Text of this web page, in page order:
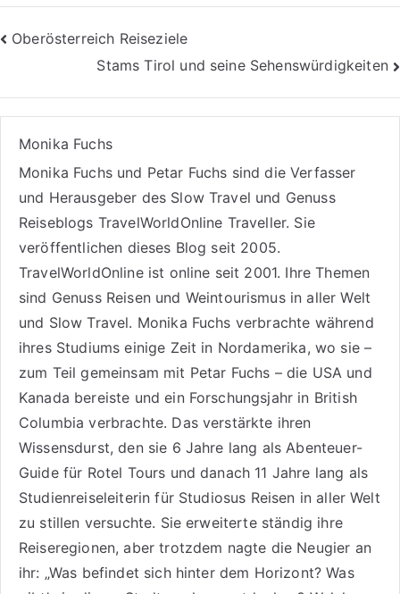
Beitragsnavigation
Oberösterreich Reiseziele
Stams Tirol und seine Sehenswürdigkeiten
Monika Fuchs
Monika Fuchs und Petar Fuchs sind die Verfasser
und Herausgeber des Slow Travel und Genuss
Reiseblogs TravelWorldOnline Traveller. Sie
veröffentlichen dieses Blog seit 2005.
TravelWorldOnline ist online seit 2001. Ihre Themen
sind Genuss Reisenund Weintourismusin aller Welt
und Slow Travel. Monika Fuchs verbrachte während
ihres Studiums einige Zeit in Nordamerika, wo sie –
zum Teil gemeinsam mit Petar Fuchs – die USA und
Kanada bereiste und ein Forschungsjahr in British
Columbia verbrachte. Das verstärkte ihren
Wissensdurst, den sie 6 Jahre lang als Abenteuer-
Guide für Rotel Tours und danach 11 Jahre lang als
Studienreiseleiterin für Studiosus Reisen in aller Welt
zu stillen versuchte. Sie erweiterte ständig ihre
Reiseregionen, aber trotzdem nagte die Neugier an
ihr: „Was befindet sich hinter dem Horizont? Was